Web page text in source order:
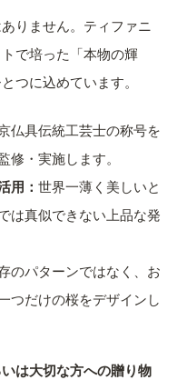
りません。ティファニ
で培った「本物の輝
つに込めています。
仏具伝統工芸士の称号を
修・実施します。
用： 世界一薄く美しいと
は真似できない上品な発
のパターンではなく、お
つだけの桜をデザインし
は大切な方への贈り物